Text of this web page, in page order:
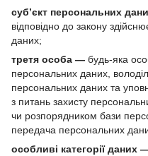
суб’єкт персональних
відповідно до закону
даних;
третя особа — будь-яка
персональних даних,
персональних даних та
з питань захисту
чи розпорядником бази
передача персональних
особливі категорії даних